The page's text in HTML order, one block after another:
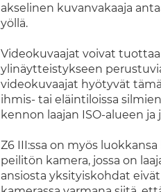
akselinen kuvanvakaaja
yöllä.
Videokuvaajat voivat tuottaa
ylinäytteistykseen
videokuvaajat hyötyvät
ihmis- tai eläintiloissa
kennon laajan ISO-alueen
Z6 III:ssa on myös
peilitön kamera, jossa on
ansiosta yksityiskohdat